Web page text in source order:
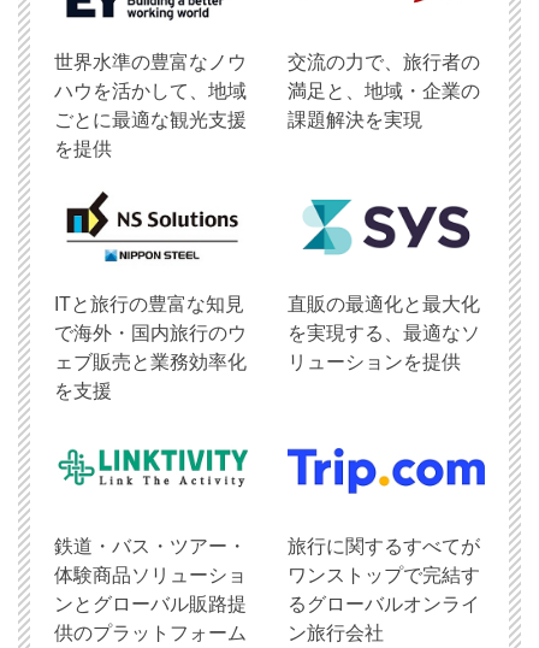
世界水準の豊富なノウ
ハウを活かして、地域
ごとに最適な観光支援
を提供
交流の力で、旅行者の
満足と、地域・企業の
課題解決を実現
ITと旅行の豊富な知見
で海外・国内旅行のウ
ェブ販売と業務効率化
を支援
直販の最適化と最大化
を実現する、最適なソ
リューションを提供
鉄道・バス・ツアー・
体験商品ソリューショ
ンとグローバル販路提
供のプラットフォーム
旅行に関するすべてが
ワンストップで完結す
るグローバルオンライ
ン旅行会社